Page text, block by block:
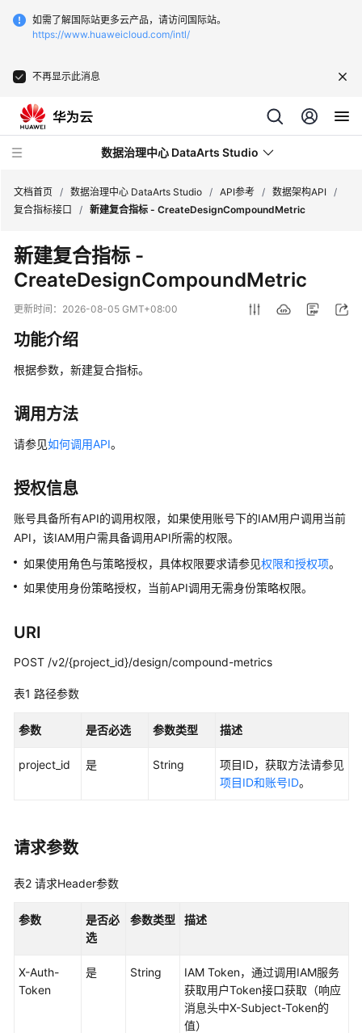
如需了解国际站更多云产品，请访问国际站。
https://www.huaweicloud.com/intl/
不再显示此消息
数据治理中心 DataArts Studio
最
新
动
服
务
公
产
品
绍
数
据
理
方
快
入
户
最
佳
践
API
考
文档首页 / 数据治理中心 DataArts Studio / API参考 / 数据架构API /
复合指标接口
/ 新建复合指标 - CreateDesignCompoundMetric
新建复合指标 -
CreateDesignCompoundMetric
更新时间： 2026-08-05 GMT+08:00
功能介绍
根据参数，新建复合指标。
调用方法
请参见如何调用API。
授权信息
账号具备所有API的调用权限，如果使用账号下的IAM用户调用当前
API，该IAM用户需具备调用API所需的权限。
如果使用角色与策略授权，具体权限要求请参见权限和授权项。
如果使用身份策略授权，当前API调用无需身份策略权限。
URI
POST /v2/{project_id}/design/compound-metrics
表1 路径参数
参数 是否必选 参数类型 描述
project_id 是 String
项目ID，获取方法请参见
项目ID和账号ID。
请求参数
表2 请求Header参数
参数
是否必
选
参数类型 描述
X-Auth-
Token
是 String
IAM Token，通过调用IAM服务
获取用户Token接口获取（响应
消息头中X-Subject-Token的
值）